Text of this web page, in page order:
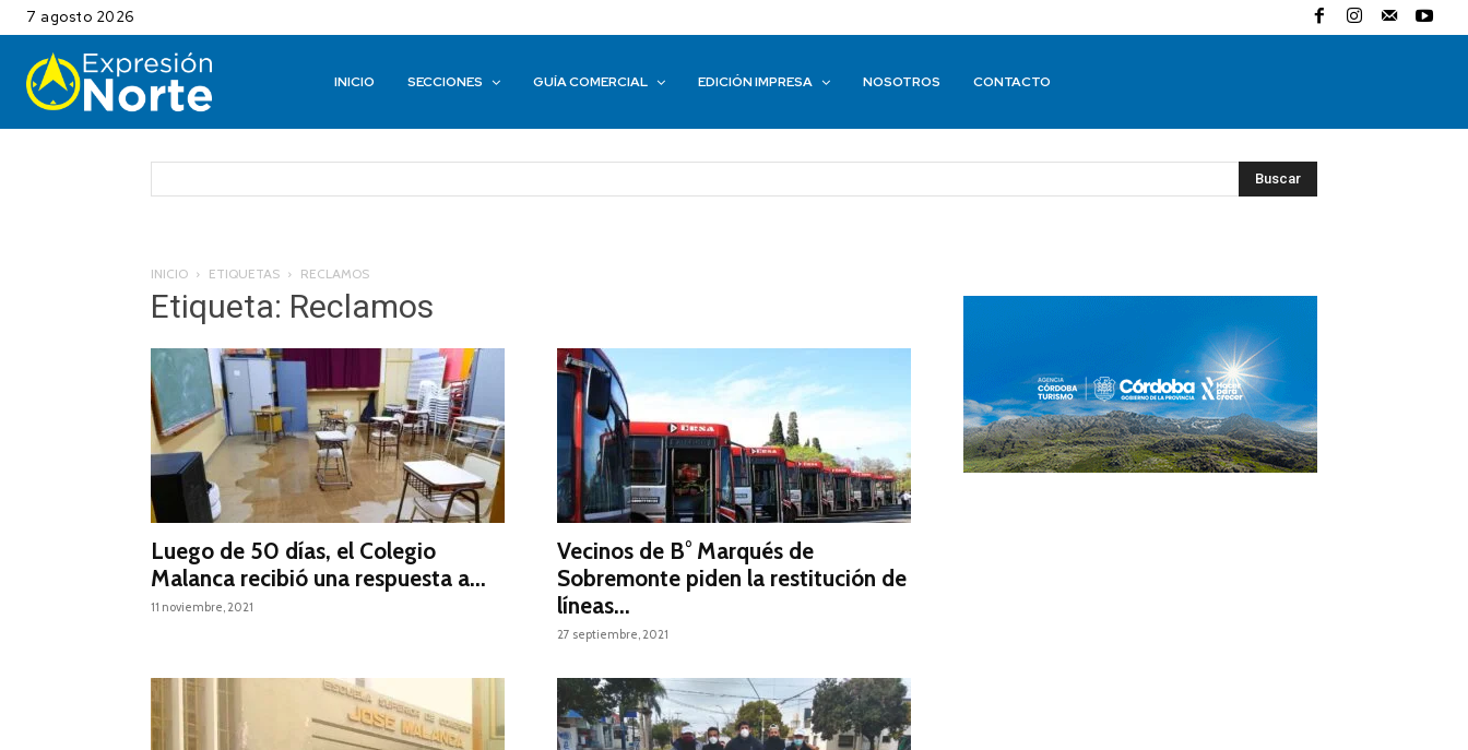
7 agosto 2026
INICIO SECCIONES GUÍA COMERCIAL EDICIÓN IMPRESA NOSOTROS CONTACTO
Buscar
INICIO ETIQUETAS RECLAMOS
Etiqueta: Reclamos
Luego de 50 días, el Colegio
Malanca recibió una respuesta a...
11 noviembre, 2021
Vecinos de B° Marqués de
Sobremonte piden la restitución de
líneas...
27 septiembre, 2021